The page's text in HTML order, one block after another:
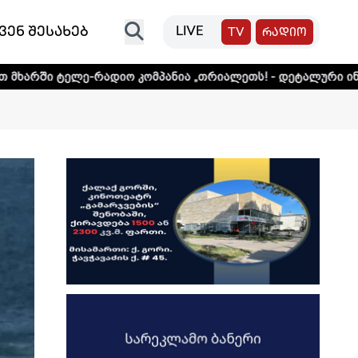
შესახებ LIVE TV რადიო
კომპანია „თრიალეთს! - დეტალური